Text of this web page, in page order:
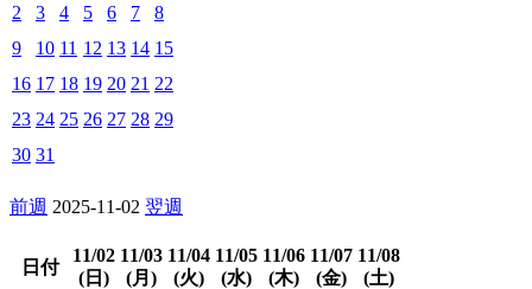
2
3 4 5 6 7
8
9
10 11 12 13 14 15
16 17 18 19 20 21 22
23 24 25 26 27 28 29
30 31
前週 2025-11-02 翌週
日付
11/02
(日)
11/03
(月)
11/04
(火)
11/05
(水)
11/06
(木)
11/07
(金)
11/08
(土)